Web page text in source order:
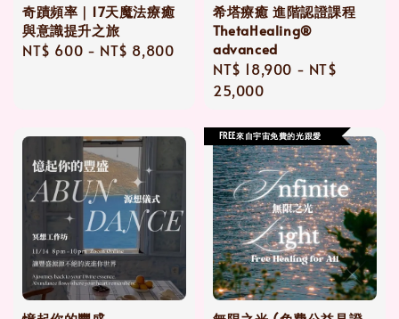
奇蹟頻率｜17天魔法療癒
與意識提升之旅
Regular
NT$ 600 - NT$ 8,800
希塔療癒 進階認證課程
ThetaHealing®
advanced
Regular
price
NT$ 18,900 - NT$
25,000
FREE來自宇宙免費的光跟愛